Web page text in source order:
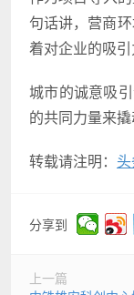
句话讲，营商
着对企业的吸引
城市的诚意吸
的共同力量来
转载请注明：
分享到
上一篇